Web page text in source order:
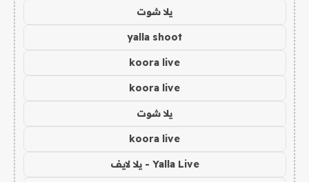
يلا شوت
yalla shoot
koora live
koora live
يلا شوت
koora live
Yalla Live - يلا لايف